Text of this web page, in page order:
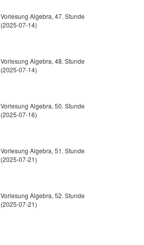
Vorlesung Algebra, 47. Stunde
(2025-07-14)
Vorlesung Algebra, 48. Stunde
(2025-07-14)
Vorlesung Algebra, 50. Stunde
(2025-07-16)
Vorlesung Algebra, 51. Stunde
(2025-07-21)
Vorlesung Algebra, 52. Stunde
(2025-07-21)